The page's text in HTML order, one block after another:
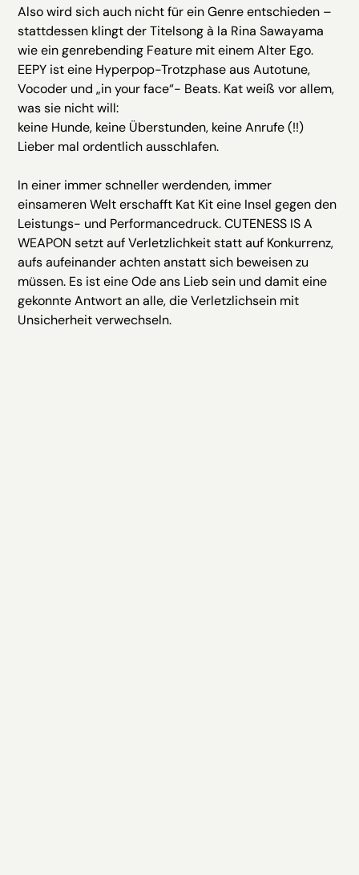
Also wird sich auch nicht für ein Genre entschieden –
stattdessen klingt der Titelsong à la Rina Sawayama
wie ein genrebending Feature mit einem Alter Ego.
EEPY ist eine Hyperpop-Trotzphase aus Autotune,
Vocoder und „in your face“- Beats. Kat weiß vor allem,
was sie nicht will:
keine Hunde, keine Überstunden, keine Anrufe (!!)
Lieber mal ordentlich ausschlafen.
In einer immer schneller werdenden, immer
einsameren Welt erschafft Kat Kit eine Insel gegen den
Leistungs- und Performancedruck. CUTENESS IS A
WEAPON setzt auf Verletzlichkeit statt auf Konkurrenz,
aufs aufeinander achten anstatt sich beweisen zu
müssen. Es ist eine Ode ans Lieb sein und damit eine
gekonnte Antwort an alle, die Verletzlichsein mit
Unsicherheit verwechseln.